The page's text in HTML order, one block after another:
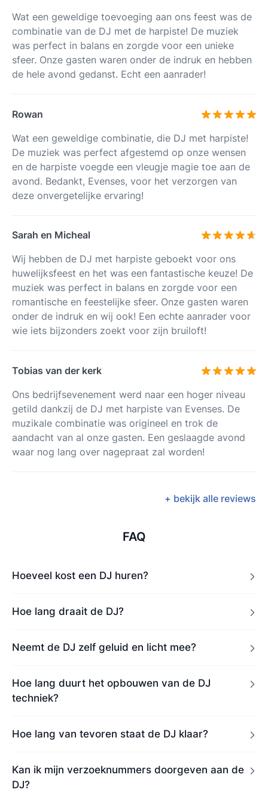
Wat een geweldige toevoeging aan ons feest was de
combinatie van de DJ met de harpiste! De muziek
was perfect in balans en zorgde voor een unieke
sfeer. Onze gasten waren onder de indruk en hebben
de hele avond gedanst. Echt een aanrader!
Rowan
Wat een geweldige combinatie, die DJ met harpiste!
De muziek was perfect afgestemd op onze wensen
en de harpiste voegde een vleugje magie toe aan de
avond. Bedankt, Evenses, voor het verzorgen van
deze onvergetelijke ervaring!
Sarah en Micheal
Wij hebben de DJ met harpiste geboekt voor ons
huwelijksfeest en het was een fantastische keuze! De
muziek was perfect in balans en zorgde voor een
romantische en feestelijke sfeer. Onze gasten waren
onder de indruk en wij ook! Een echte aanrader voor
wie iets bijzonders zoekt voor zijn bruiloft!
Tobias van der kerk
Ons bedrijfsevenement werd naar een hoger niveau
getild dankzij de DJ met harpiste van Evenses. De
muzikale combinatie was origineel en trok de
aandacht van al onze gasten. Een geslaagde avond
waar nog lang over nagepraat zal worden!
+ bekijk alle reviews
FAQ
Hoeveel kost een DJ huren?
Hoe lang draait de DJ?
Neemt de DJ zelf geluid en licht mee?
Hoe lang duurt het opbouwen van de DJ
techniek?
Hoe lang van tevoren staat de DJ klaar?
Kan ik mijn verzoeknummers doorgeven aan de
DJ?